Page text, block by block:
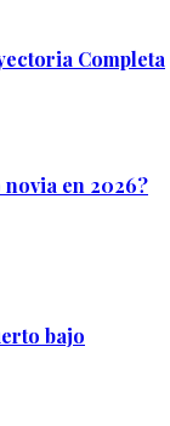
Completa
novia en 2026?
bajo